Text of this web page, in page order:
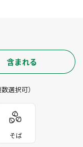
含まれる
選択可）
そば